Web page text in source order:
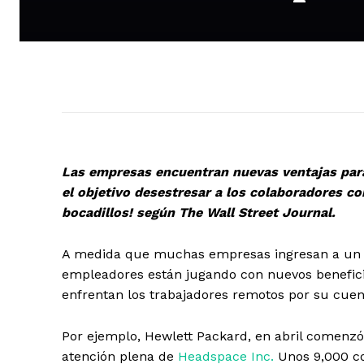
Las empresas encuentran nuevas ventajas
el objetivo desestresar a los colaboradores
bocadillos! según The Wall Street Journal.
A medida que muchas empresas ingresan a
empleadores están jugando con nuevos
enfrentan los trabajadores remotos por su
Por ejemplo, Hewlett Packard, en abril
atención plena de Headspace Inc. Unos 9,000